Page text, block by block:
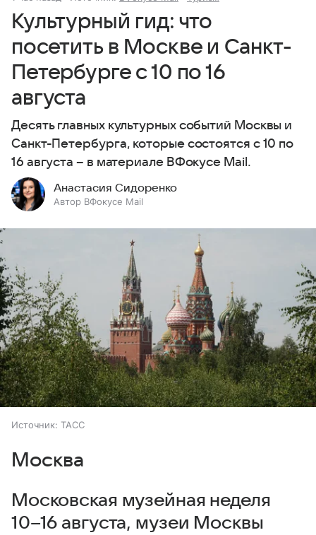
Культурный гид: что
посетить в Москве и Санкт-
Петербурге с 10 по 16
августа
Десять главных культурных событий Москвы и
Санкт-Петербурга, которые состоятся с 10 по
16 августа – в материале ВФокусе Mail.
Анастасия Сидоренко
Автор ВФокусе Mail
Источник: ТАСС
Москва
Московская музейная неделя
10–16 августа, музеи Москвы